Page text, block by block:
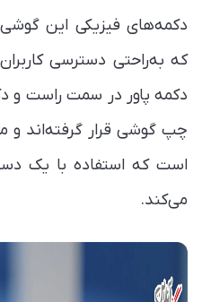
دکمه‌های فیزیکی این
که به‌راحتی دسترسی
دکمه پاور در سمت راست و
چپ گوشی قرار گرفته‌اند و
است که استفاده با یک دست
می‌کند.